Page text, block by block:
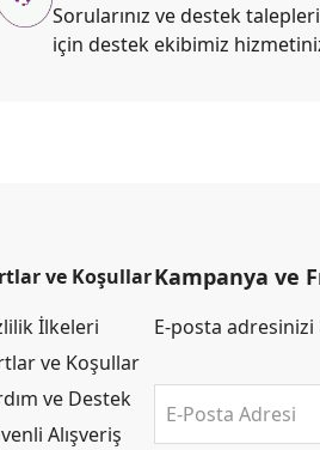
Sorularınız ve destek
için destek ekibimiz
ve Koşullar
İlkeleri
ve Koşullar
ve Destek
Alışveriş
Kampanya ve
E-posta
E-Posta Adresi